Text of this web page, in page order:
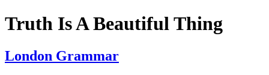
Truth Is A Beautiful Thing
London Grammar